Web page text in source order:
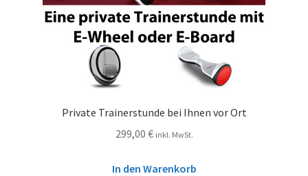
Private Trainerstunde bei Ihnen vor Ort
299,00 € inkl. MwSt.
In den Warenkorb